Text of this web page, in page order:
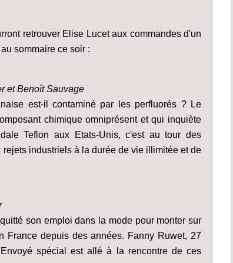
retrouver Elise Lucet aux commandes d'un
sommaire ce soir :
et Benoît Sauvage
est-il contaminé par les perfluorés ? Le
chimique omniprésent et qui inquiète
Teflon aux Etats-Unis, c'est au tour des
industriels à la durée de vie illimitée et de
son emploi dans la mode pour monter sur
France depuis des années. Fanny Ruwet, 27
spécial est allé à la rencontre de ces